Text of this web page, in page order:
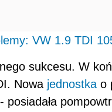
VW 1.9 TDI
sukcesu. W
Nowa jednostkao
posiadała